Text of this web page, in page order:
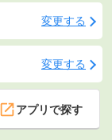
変更する
変更する
アプリで探す